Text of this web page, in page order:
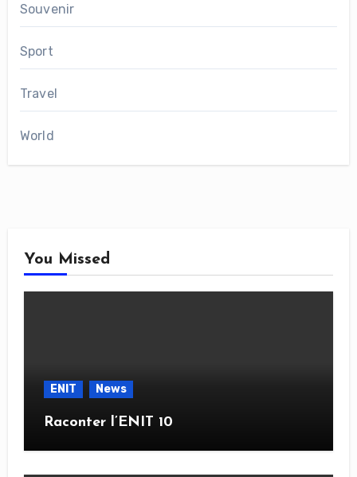
Souvenir
Sport
Travel
World
You Missed
ENIT News
Raconter l’ENIT 10